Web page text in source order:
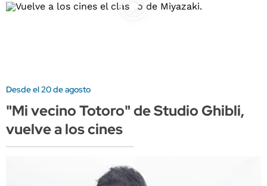
Desde el 20 de agosto
"Mi vecino Totoro" de Studio Ghibli,
vuelve a los cines